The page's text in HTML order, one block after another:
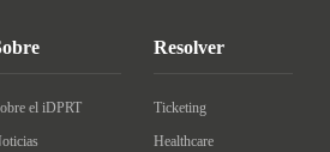
el iDPRT
Resolver
Ticketing
Healthcare